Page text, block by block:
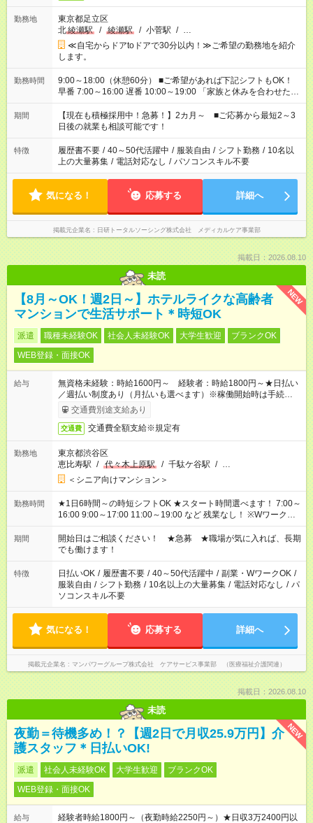
勤務地
東京都足立区
北綾瀬駅 / 綾瀬駅 / 小菅駅 / …
≪自宅からドアtoドアで30分以内！≫ご希望の勤務地を紹介
します。
勤務時間
9:00～18:00（休憩60分） ■ご希望があれば下記シフトもOK！
早番 7:00～16:00 遅番 10:00～19:00 「家族と休みを合わせた
い」 「余裕を持って夕飯の準備がしたい」 「できれば残業はし
たくない」 など、ご希望を教えてくださいね。 ※Wワーク希望
の方へ 今ご覧のお仕事で希望する勤務時間と、もう1つのお仕事
の勤務時間。 合計で週40時間を超える場合は応募できません。
期間
【現在も積極採用中！急募！】2カ月～ ■ご応募から最短2～3
日後の就業も相談可能です！
特徴 履歴書不要 / 40～50代活躍中 / 服装自由 / シフト勤務 / 10名以
上の大量募集 / 電話対応なし / パソコンスキル不要
気になる！ 応募する 詳細へ
掲載元企業名 日研トータルソーシング株式会社 メディカルケア事業部
掲載日：2026.08.10
未読
NEW
【8月～OK！週2日～】ホテルライクな高齢者
マンションで生活サポート＊時短OK
派遣 職種未経験OK 社会人未経験OK 大学生歓迎
ブランクOK
WEB登録・面接OK
給与
無資格未経験：時給1600円～ 経験者：時給1800円～★日払い
／週払い制度あり（月払いも選べます）※稼働開始時は手続き完
了次第のお支払いとなります。
交通費別途支給あり
交通費 交通費全額支給※規定有
勤務地
東京都渋谷区
恵比寿駅 / 代々木上原駅 / 千駄ケ谷駅 / …
＜シニア向けマンション＞
勤務時間
★1日6時間～の時短シフトOK ★スタート時間選べます！ 7:00～
16:00 9:00～17:00 11:00～19:00 など 残業なし！ ※Wワークの
場合、他のお仕事と合わせ週40時間超の就業はご案内できませ
ん ※法令に基づき、週20時間以上勤務は社会保険への加入対象
となります ※労働者派遣法（日雇い派遣の原則禁止）により、
短時間・短期間の就業はご案内が難しい場合があります
期間
開始日はご相談ください！ ★急募 ★職場が気に入れば、長期
でも働けます！
特徴 日払いOK / 履歴書不要 / 40～50代活躍中 / 副業・WワークOK /
服装自由 / シフト勤務 / 10名以上の大量募集 / 電話対応なし / パ
ソコンスキル不要
気になる！ 応募する 詳細へ
掲載元企業名 マンパワーグループ株式会社 ケアサービス事業部 （医療福祉介護関連）
掲載日：2026.08.10
未読
NEW
夜勤＝待機多め！？【週2日で月収25.9万円】介
護スタッフ＊日払いOK!
派遣 社会人未経験OK 大学生歓迎
ブランクOK
WEB登録・面接OK
給与
経験者時給1800円～（夜勤時給2250円～）★日収3万2400円以